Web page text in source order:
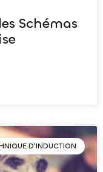
Schémas
D'INDUCTION